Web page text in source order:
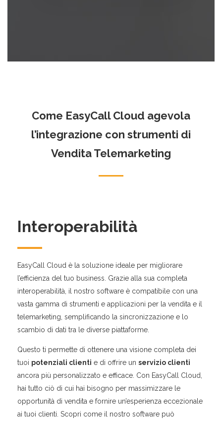
Come EasyCall Cloud agevola
l’integrazione con strumenti di
Vendita Telemarketing
Interoperabilità
EasyCall Cloud è la soluzione ideale per migliorare
l’efficienza del tuo business. Grazie alla sua completa
interoperabilità, il nostro software è compatibile con una
vasta gamma di strumenti e applicazioni per la vendita e il
telemarketing, semplificando la sincronizzazione e lo
scambio di dati tra le diverse piattaforme.
Questo ti permette di ottenere una visione completa dei
tuoi potenziali clienti e di offrire un servizio clienti
ancora più personalizzato e efficace. Con EasyCall Cloud,
hai tutto ciò di cui hai bisogno per massimizzare le
opportunità di vendita e fornire un’esperienza eccezionale
ai tuoi clienti. Scopri come il nostro software può